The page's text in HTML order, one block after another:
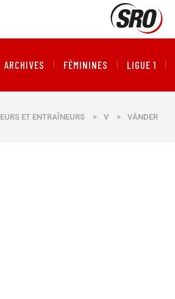
ARCHIVES FÉMININES LIGUE 1
ET ENTRAÎNEURS > V > VÂNDER